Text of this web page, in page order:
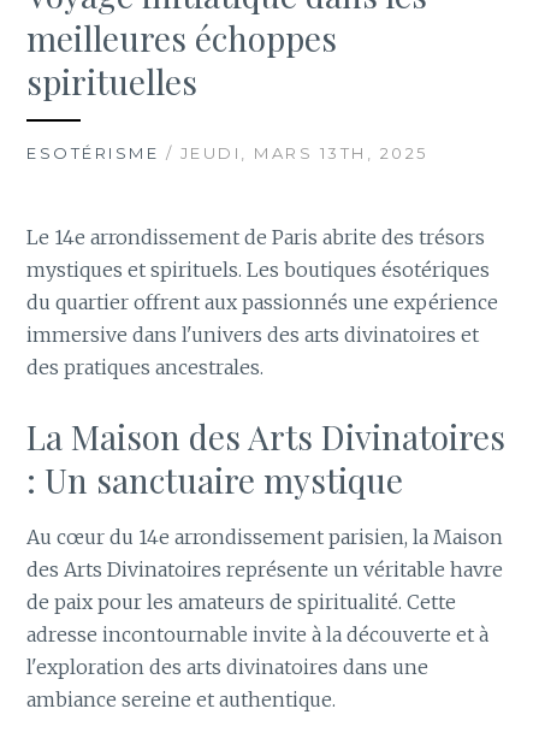
meilleures échoppes
spirituelles
ESOTÉRISME / JEUDI, MARS 13TH, 2025
Le 14e arrondissement de Paris abrite des trésors
mystiques et spirituels. Les boutiques ésotériques
du quartier offrent aux passionnés une expérience
immersive dans l'univers des arts divinatoires et
des pratiques ancestrales.
La Maison des Arts Divinatoires
: Un sanctuaire mystique
Au cœur du 14e arrondissement parisien, la Maison
des Arts Divinatoires représente un véritable havre
de paix pour les amateurs de spiritualité. Cette
adresse incontournable invite à la découverte et à
l'exploration des arts divinatoires dans une
ambiance sereine et authentique.